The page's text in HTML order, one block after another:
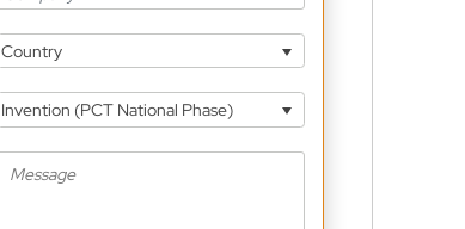
Country
Invention (PCT National Phase)